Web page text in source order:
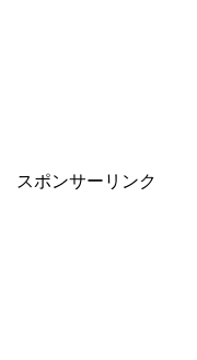
スポンサーリンク